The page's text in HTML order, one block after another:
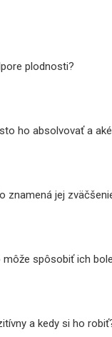
plodnosti?
ho absolvovať a
znamená jej
môže spôsobiť ich
a kedy si ho